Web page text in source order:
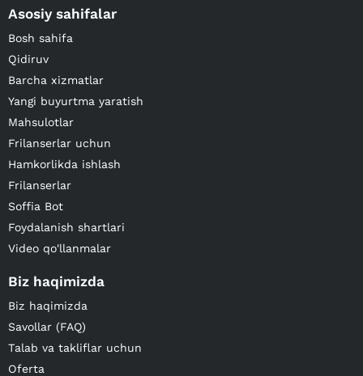
Asosiy sahifalar
Bosh sahifa
Qidiruv
Barcha xizmatlar
Yangi buyurtma yaratish
Mahsulotlar
Frilanserlar uchun
Hamkorlikda ishlash
Frilanserlar
Soffia Bot
Foydalanish shartlari
Video qo'llanmalar
Biz haqimizda
Biz haqimizda
Savollar (FAQ)
Talab va takliflar uchun
Oferta